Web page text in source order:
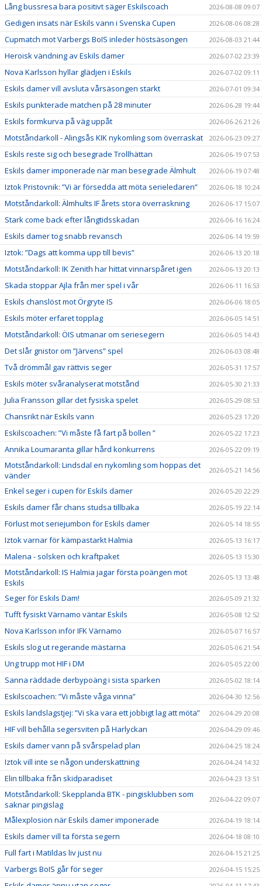
Lång bussresa bara positivt säger Eskilscoach 2026-08-08 09:07
Gedigen insats när Eskils vann i Svenska Cupen 2026-08-06 08:28
Cupmatch mot Varbergs BoIS inleder höstsäsongen 2026-08-03 21:44
Heroisk vändning av Eskils damer 2026-07-02 23:39
Nova Karlsson hyllar glädjen i Eskils 2026-07-02 09:11
Eskils damer vill avsluta vårsäsongen starkt 2026-07-01 09:34
Eskils punkterade matchen på 28 minuter 2026-06-28 19:44
Eskils formkurva på väg uppåt 2026-06-26 21:26
Motståndarkoll - Alingsås KIK nykomling som överraskat 2026-06-23 09:27
Eskils reste sig och besegrade Trollhättan 2026-06-19 07:53
Eskils damer imponerade när man besegrade Älmhult 2026-06-19 07:48
Iztok Pristovnik: ”Vi är försedda att möta serieledaren” 2026-06-18 10:24
Motståndarkoll: Älmhults IF årets stora överraskning 2026-06-17 15:07
Stark come back efter långtidsskadan 2026-06-16 16:24
Eskils damer tog snabb revansch 2026-06-14 19:59
Iztok: ”Dags att komma upp till bevis” 2026-06-13 20:18
Motståndarkoll: IK Zenith har hittat vinnarspåret igen 2026-06-13 20:13
Skada stoppar Ajla från mer spel i vår 2026-06-11 16:53
Eskils chanslöst mot Örgryte IS 2026-06-06 18:05
Eskils möter erfaret topplag 2026-06-05 14:51
Motståndarkoll: ÖIS utmanar om seriesegern 2026-06-05 14:43
Det slår gnistor om ”Järvens” spel 2026-06-03 08:48
Två drömmål gav rättvis seger 2026-05-31 17:57
Eskils möter svåranalyserat motstånd 2026-05-30 21:33
Julia Fransson gillar det fysiska spelet 2026-05-29 08:53
Chansrikt när Eskils vann 2026-05-23 17:20
Eskilscoachen: ”Vi måste få fart på bollen ” 2026-05-22 17:23
Annika Loumaranta gillar hård konkurrens 2026-05-22 09:19
Motståndarkoll: Lindsdal en nykomling som hoppas det
vänder
2026-05-21 14:56
Enkel seger i cupen för Eskils damer 2026-05-20 22:29
Eskils damer får chans studsa tillbaka 2026-05-19 22:14
Förlust mot seriejumbon för Eskils damer 2026-05-14 18:55
Iztok varnar för kämpastarkt Halmia 2026-05-13 16:17
Malena - solsken och kraftpaket 2026-05-13 15:30
Motståndarkoll: IS Halmia jagar första poängen mot
Eskils
2026-05-13 13:48
Seger för Eskils Dam! 2026-05-09 21:32
Tufft fysiskt Värnamo väntar Eskils 2026-05-08 12:52
Nova Karlsson inför IFK Värnamo 2026-05-07 16:57
Eskils slog ut regerande mästarna 2026-05-06 21:54
Ung trupp mot HIF i DM 2026-05-05 22:00
Sanna räddade derbypoäng i sista sparken 2026-05-02 18:14
Eskilscoachen: ”Vi måste våga vinna” 2026-04-30 12:56
Eskils landslagstjej: ”Vi ska vara ett jobbigt lag att möta” 2026-04-29 20:08
HIF vill behålla segersviten på Harlyckan 2026-04-29 09:46
Eskils damer vann på svårspelad plan 2026-04-25 18:24
Iztok vill inte se någon underskattning 2026-04-24 14:32
Elin tillbaka från skidparadiset 2026-04-23 13:51
Motståndarkoll: Skepplanda BTK - pingisklubben som
saknar pingislag
2026-04-22 09:07
Målexplosion när Eskils damer imponerade 2026-04-19 18:14
Eskils damer vill ta första segern 2026-04-18 08:10
Full fart i Matildas liv just nu 2026-04-15 21:25
Varbergs BoIS går för seger 2026-04-15 15:25